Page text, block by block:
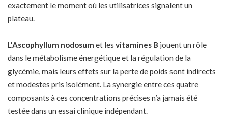
exactement le moment où les utilisatrices signalent un
plateau.
L’Ascophyllum nodosum et les vitamines B jouent un rôle
dans le métabolisme énergétique et la régulation de la
glycémie, mais leurs effets sur la perte de poids sont indirects
et modestes pris isolément. La synergie entre ces quatre
composants à ces concentrations précises n’a jamais été
testée dans un essai clinique indépendant.